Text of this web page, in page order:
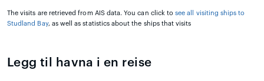
The visits are retrieved from AIS data. You can click tosee all visiting ships to
Studland Bay, as well as statistics about the ships that visits
Legg til havna i en reise